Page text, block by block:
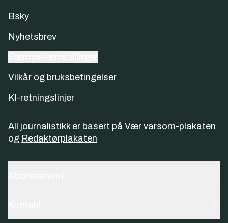
Bsky
Nyhetsbrev
Vilkår og bruksbetingelser
KI-retningslinjer
All journalistikk er basert på Vær varsom-plakaten
og Redaktørplakaten